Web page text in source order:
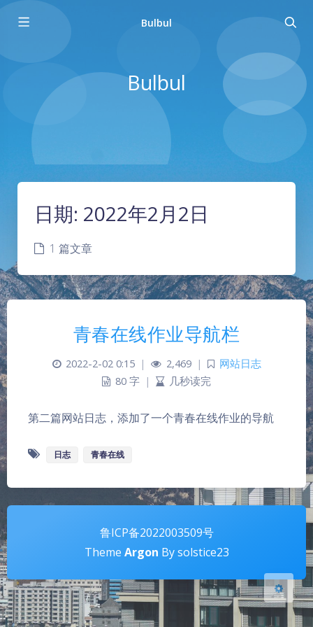
Bulbul
Bulbul
夜间模式
浅阴影 深阴影
关闭 日落
日期: 2022年2月2日
1 篇文章
青春在线作业导航栏
2022-2-02 0:15 | 2,469 |
网站日志
80 字 | 几秒读完
第二篇网站日志，添加了一个青春在线作业的导航
日志 青春在线
鲁ICP备2022003509号
Theme Argon By solstice23